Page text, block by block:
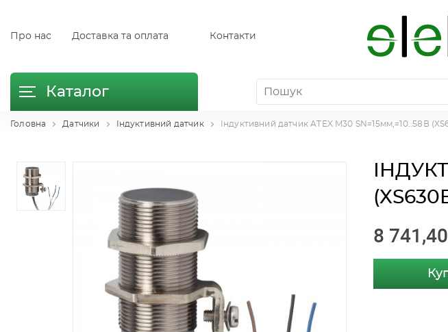
Про нас Доставка та оплата Контакти
Каталог
Головна Датчики Індуктивний датчик Індуктивний датчик ATEX M30 SN=15мм,=10..58В
8 741,40